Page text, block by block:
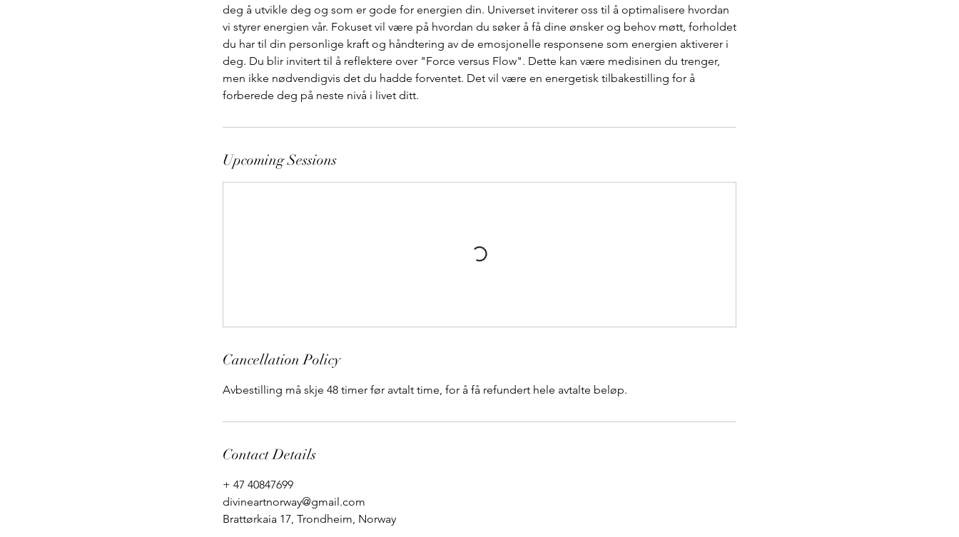
deg å utvikle deg og som er gode for energien din. Universet inviterer oss til å optimalisere hvordan
vi styrer energien vår. Fokuset vil være på hvordan du søker å få dine ønsker og behov møtt, forholdet
du har til din personlige kraft og håndtering av de emosjonelle responsene som energien aktiverer i
deg. Du blir invitert til å reflektere over "Force versus Flow". Dette kan være medisinen du trenger,
men ikke nødvendigvis det du hadde forventet. Det vil være en energetisk tilbakestilling for å
forberede deg på neste nivå i livet ditt.
Upcoming Sessions
Cancellation Policy
Avbestilling må skje 48 timer før avtalt time, for å få refundert hele avtalte beløp.
Contact Details
+ 47 40847699
divineartnorway@gmail.com
Brattørkaia 17, Trondheim, Norway